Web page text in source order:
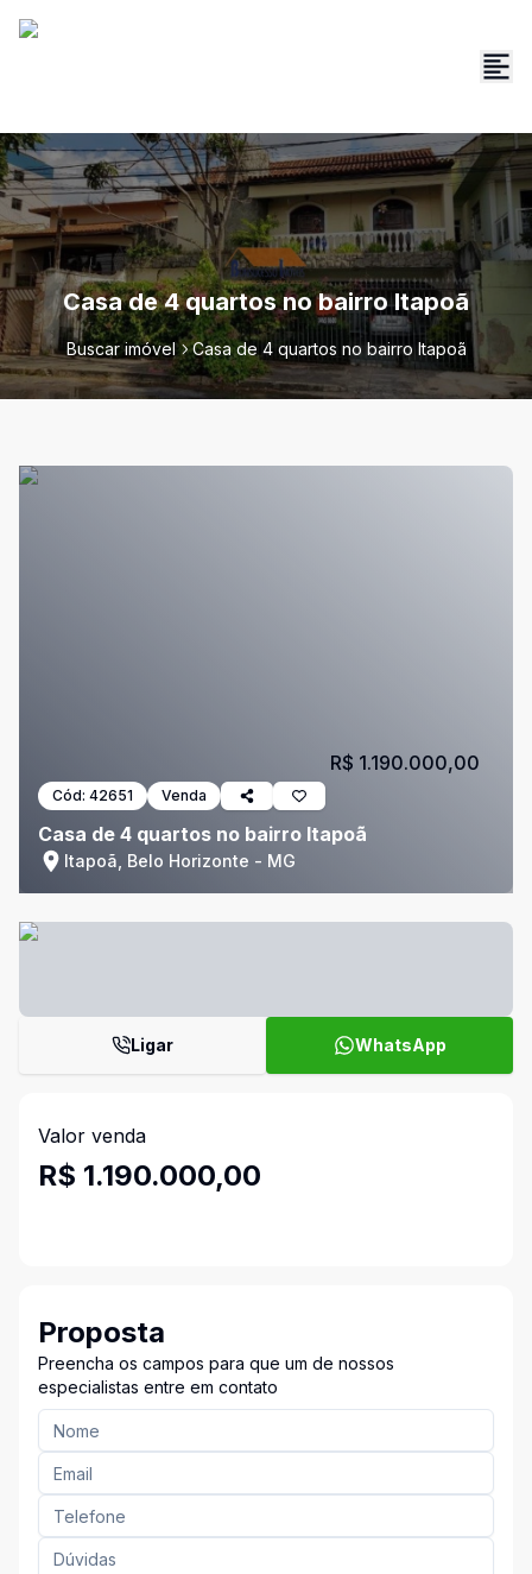
Casa de 4 quartos no bairro Itapoã
Buscar imóvel Casa de 4 quartos no bairro Itapoã
Cód: 42651 Venda
Casa de 4 quartos no bairro Itapoã
Itapoã, Belo Horizonte - MG
R$ 1.190.000,00
Ligar WhatsApp
Valor venda
R$ 1.190.000,00
Proposta
Preencha os campos para que um de nossos
especialistas entre em contato